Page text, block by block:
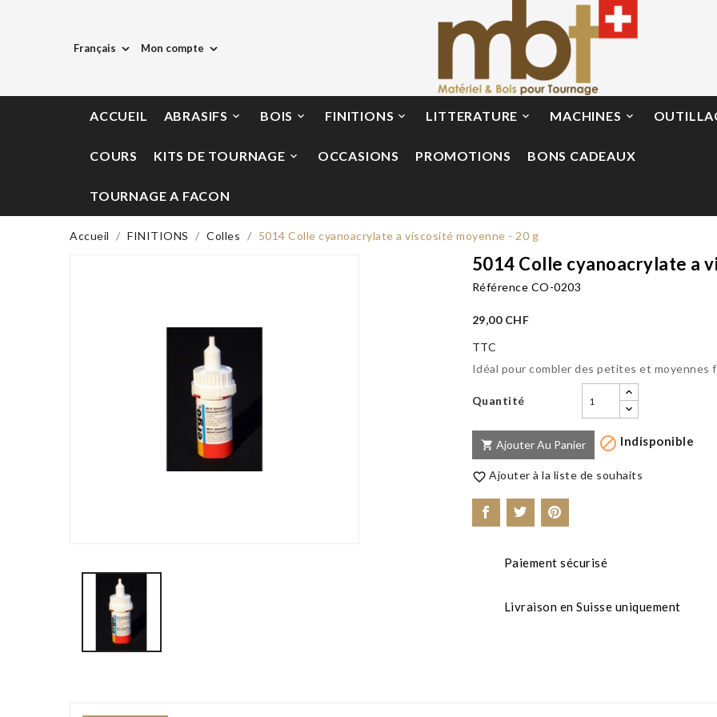
Français  Mon compte 
ACCUEIL ABRASIFS  BOIS  FINITIONS  LITTERATURE  MACHINES 
COURS KITS DE TOURNAGE  OCCASIONS PROMOTIONS BONS CADEAUX
TOURNAGE A FACON
Accueil FINITIONS Colles
5014 Colle cyanoacrylate a viscosité moyenne - 20 g
5014 Colle cyanoacrylate a
Référence CO-0203
29,00 CHF
TTC
Idéal pour combler des petites et moyennes
Quantité
 Ajouter Au Panier  Indisponible
 Ajouter à la liste de souhaits
Paiement sécurisé
Livraison en Suisse uniquement